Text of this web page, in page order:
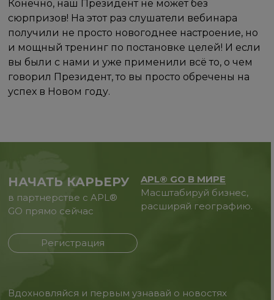
Конечно, наш Президент не может без
сюрпризов! На этот раз слушатели вебинара
получили не просто новогоднее настроение, но
и мощный тренинг по постановке целей! И если
вы были с нами и уже применили всё то, о чем
говорил Президент, то вы просто обречены на
успех в Новом году.
НАЧАТЬ КАРЬЕРУ
в партнерстве с APL®
GO прямо сейчас
Регистрация
APL® GO В МИРЕ
Масштабируй бизнес,
расширяй географию.
Вдохновляйся и первым узнавай о новостях